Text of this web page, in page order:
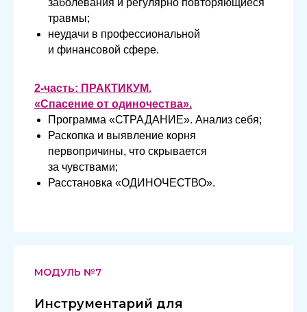
заболевания и регулярно повторяющиеся
травмы;
неудачи в профессиональной
и финансовой сфере.
2-часть: ПРАКТИКУМ.
«Спасение от одиночества».
Программа «СТРАДАНИЕ». Анализ себя;
Раскопка и выявление корня
первопричины, что скрывается
за чувствами;
Расстановка «ОДИНОЧЕСТВО».
МОДУЛЬ №7
Инструментарий для